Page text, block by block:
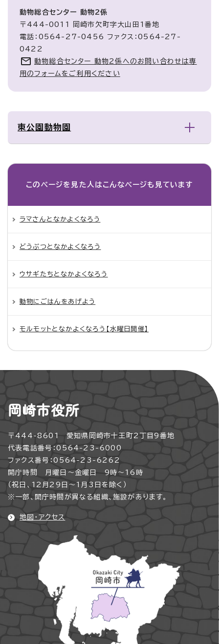
動物総合センター 動物2係
〒444-0011 岡崎市欠町字大山田1番地
電話：0564-27-0456 ファクス：0564-27-
0422
動物総合センター 動物2係へのお問い合わせは専
用のフォームをご利用ください
東公園動物園
このページを見た人は こんなページも見ています
ラマさんとなかよくなろう
どうぶつとなかよくなろう
ウサギたちとなかよくなろう
動物にごはんをあげよう
モルモットとなかよくなろう【水曜日開催】
岡崎市役所
〒444-8601 愛知県岡崎市十王町2丁目9番地
代表電話番号：0564-23-6000
ファクス番号：0564-23-6262
開庁時間 月曜日～金曜日 9時～16時
（祝日、12月29日～1月3日を除く）
※一部、開庁時間が異なる組織、施設があります。
地図・アクセス